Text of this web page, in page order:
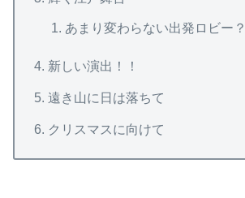
あまり変わらない出発ロビー？
新しい演出！！
遠き山に日は落ちて
クリスマスに向けて